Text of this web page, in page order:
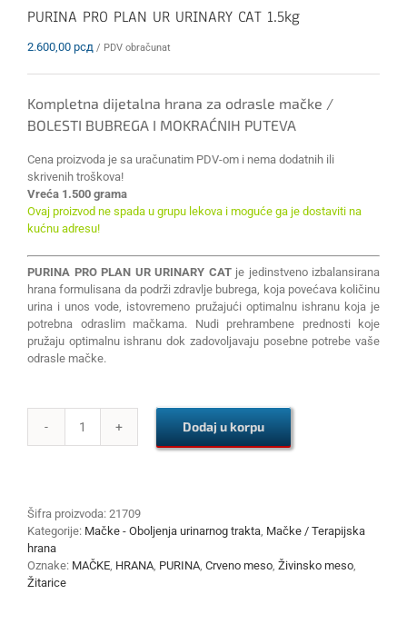
PURINA PRO PLAN UR URINARY CAT 1.5kg
2.600,00 рсд / PDV obračunat
Kompletna dijetalna hrana za odrasle mačke /
BOLESTI BUBREGA I MOKRAĆNIH PUTEVA
Cena proizvoda je sa uračunatim PDV-om i nema dodatnih ili
skrivenih troškova!
Vreća 1.500 grama
Ovaj proizvod ne spada u grupu lekova i moguće ga je dostaviti na
kućnu adresu!
PURINA PRO PLAN UR URINARY CATje jedinstveno izbalansirana
hrana formulisana da podrži zdravlje bubrega, koja povećava količinu
urina i unos vode, istovremeno pružajući optimalnu ishranu koja je
potrebna odraslim mačkama. Nudi prehrambene prednosti koje
pružaju optimalnu ishranu dok zadovoljavaju posebne potrebe vaše
odrasle mačke.
PURINA
CAT
1.5kg
Dodaj u korpu
Šifra proizvoda: 21709
Kategorije: Mačke - Oboljenja urinarnog trakta Mačke / Terapijska
hrana
Oznake: MAČKE HRANA PURINA Crveno meso Živinsko meso
Žitarice